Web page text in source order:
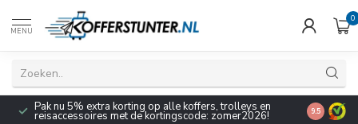
MENU
0
Pak nu 5% extra korting op alle koffers, trolleys en
reisaccessoires met de kortingscode: zomer2026! 9.5